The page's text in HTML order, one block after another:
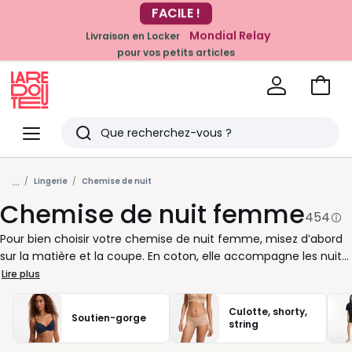
EN CE MOMENT
-20% dès 39€*
Livraison en Locker Mondial Relay
pour vos petits articles
Menu
Redoute
Rechercher
Derniers
articles
vus
Voir
... Lingerie Chemise de nuit
Chemise de nuit femme454
Pour bien choisir votre chemise de nuit femme, misez d’abord
sur la matière et la coupe. En coton, elle accompagne les nuits
du quotidien avec douceur et légèreté. En maille plus chaude,
elle convient quand les températures baissent. Côté forme, la
chemise de nuit courte laisse plus de liberté de mouvement,
tandis qu’une version longue enveloppe davantage. Selon vos
envies, vous pouvez opter pour des bretelles fines, des
Lire plus
Soutien-gorge
Culotte, shorty,
string